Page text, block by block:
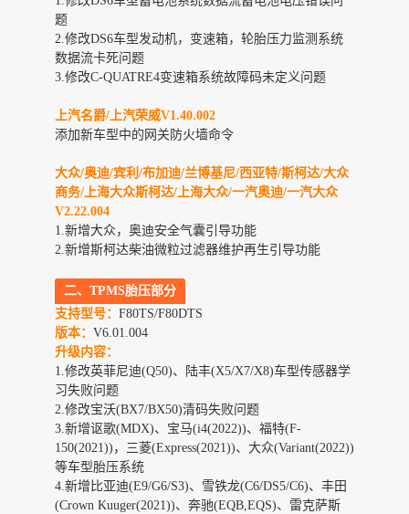
题
2.修改DS6车型发动机，变速箱，轮胎压力监测系统
数据流卡死问题
3.修改C-QUATRE4变速箱系统故障码未定义问题
上汽名爵/上汽荣威V1.40.002
添加新车型中的网关防火墙命令
大众/奥迪/宾利/布加迪/兰博基尼/西亚特/斯柯达/大众
商务/上海大众斯柯达/上海大众/一汽奥迪/一汽大众
V2.22.004
1.新增大众，奥迪安全气囊引导功能
2.新增斯柯达柴油微粒过滤器维护再生引导功能
二、 TPMS胎压部分
支持型号： F80TS/F80DTS
版本： V6.01.004
升级内容：
1.修改英菲尼迪(Q50)、陆丰(X5/X7/X8)车型传感器学
习失败问题
2.修改宝沃(BX7/BX50)清码失败问题
3.新增讴歌(MDX)、宝马(i4(2022))、福特(F-
150(2021))，三菱(Express(2021))、大众(Variant(2022))
等车型胎压系统
4.新增比亚迪(E9/G6/S3)、雪铁龙(C6/DS5/C6)、丰田
(Crown Kuuger(2021))、奔驰(EQB,EQS)、雷克萨斯